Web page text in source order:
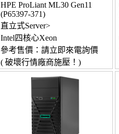
HPE ProLiant ML30 Gen11
(P65397-371)
直立式Server>
Intel四核心Xeon
參考售價：請立即來電詢價
( 破壞行情廠商施壓！)